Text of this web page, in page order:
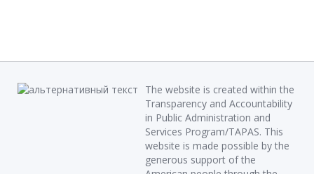
The website is created within the
Transparency and Accountability
in Public Administration and
Services Program/TAPAS. This
website is made possible by the
generous support of the